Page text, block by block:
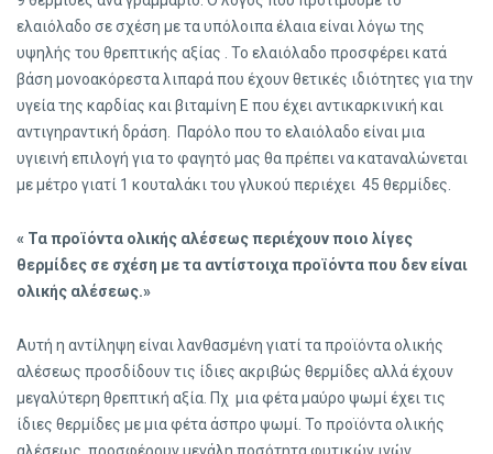
ελαιόλαδο σε σχέση με τα υπόλοιπα έλαια είναι λόγω της
υψηλής του θρεπτικής αξίας . Το ελαιόλαδο προσφέρει κατά
βάση μονοακόρεστα λιπαρά που έχουν θετικές ιδιότητες για την
υγεία της καρδίας και βιταμίνη Ε που έχει αντικαρκινική και
αντιγηραντική δράση. Παρόλο που το ελαιόλαδο είναι μια
υγιεινή επιλογή για το φαγητό μας θα πρέπει να καταναλώνεται
με μέτρο γιατί 1 κουταλάκι του γλυκού περιέχει 45 θερμίδες.
« Τα προϊόντα ολικής αλέσεως περιέχουν ποιο λίγες
θερμίδες σε σχέση με τα αντίστοιχα προϊόντα που δεν είναι
ολικής αλέσεως.»
Αυτή η αντίληψη είναι λανθασμένη γιατί τα προϊόντα ολικής
αλέσεως προσδίδουν τις ίδιες ακριβώς θερμίδες αλλά έχουν
μεγαλύτερη θρεπτική αξία. Πχ μια φέτα μαύρο ψωμί έχει τις
ίδιες θερμίδες με μια φέτα άσπρο ψωμί. Το προϊόντα ολικής